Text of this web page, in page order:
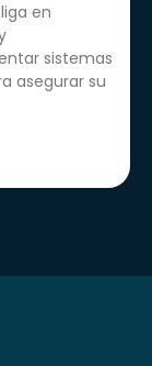
en
sistemas
asegurar su